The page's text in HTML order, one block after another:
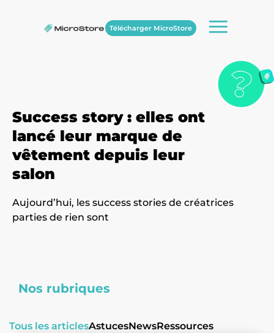
Télécharger MicroStore
Success story : elles ont
lancé leur marque de
vêtement depuis leur
salon
Aujourd’hui, les success stories de créatrices
parties de rien sont
Nos rubriques
Tous les articlesAstucesNewsRessources